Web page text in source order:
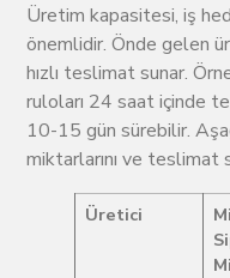
Üretim kapasitesi, iş
önemlidir. Önde gelen
hızlı teslimat sunar.
ruloları 24 saat içinde
10-15 gün sürebilir.
miktarlarını ve teslimat
Üretici